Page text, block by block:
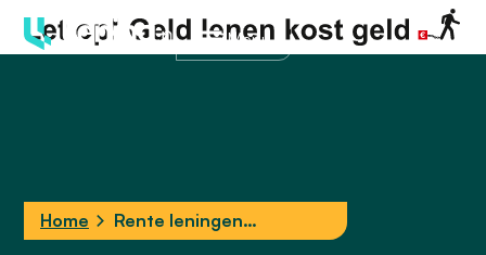
Menu
Home
Rente leningen